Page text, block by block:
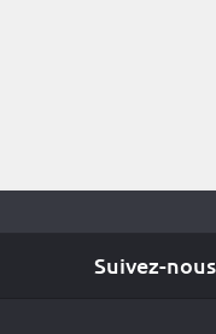
Suivez-nous